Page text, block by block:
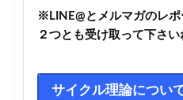
※LINE@とメルマガのレポ
２つとも受け取って下さい
サイクル理論につい